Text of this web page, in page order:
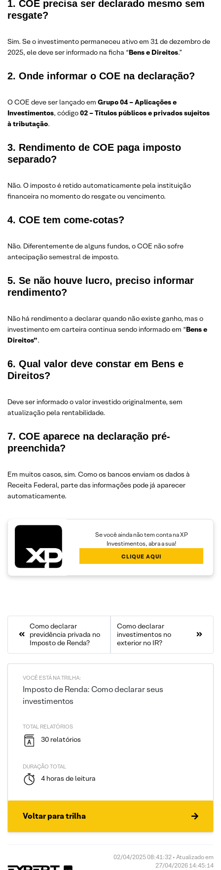
1. COE precisa ser declarado mesmo sem
resgate?
Sim. Se o investimento permaneceu ativo em 31 de dezembro de
2025, ele deve ser informado na ficha “Bens e Direitos.”
2. Onde informar o COE na declaração?
O COE deve ser lançado em Grupo 04 – Aplicações e
Investimentos, código02 – Títulos públicos e privados sujeitos
à tributação.
3. Rendimento de COE paga imposto
separado?
Não. O imposto é retido automaticamente pela instituição
financeira no momento do resgate ou vencimento.
4. COE tem come-cotas?
Não. Diferentemente de alguns fundos, o COE não sofre
antecipação semestral de imposto.
5. Se não houve lucro, preciso informar
rendimento?
Não há rendimento a declarar quando não existe ganho, mas o
investimento em carteira continua sendo informado em “Bens e
Direitos”.
6. Qual valor deve constar em Bens e
Direitos?
Deve ser informado o valor investido originalmente, sem
atualização pela rentabilidade.
7. COE aparece na declaração pré-
preenchida?
Em muitos casos, sim. Como os bancos enviam os dados à
Receita Federal, parte das informações pode já aparecer
automaticamente.
Se você ainda não tem conta na XP
Investimentos, abra a sua!
CLIQUE AQUI
Como declarar
previdência privada no
Imposto de Renda?
Como declarar
investimentos no
exterior no IR?
VOCÊ ESTÁ NA TRILHA:
Imposto de Renda: Como declarar seus
investimentos
TOTAL RELATÓRIOS
30 relatórios
DURAÇÃO TOTAL
4 horas de leitura
Voltar para trilha
02/04/2025 08:41:32 • Atualizado em
27/04/2026 14:45:14